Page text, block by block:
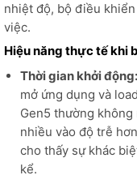
nhiệt độ, bộ điều
việc.
Hiệu năng thực tế khi
Thời gian khởi động:
mở ứng dụng và
Gen5 thường
nhiều vào độ trễ
cho thấy sự khác
kể.